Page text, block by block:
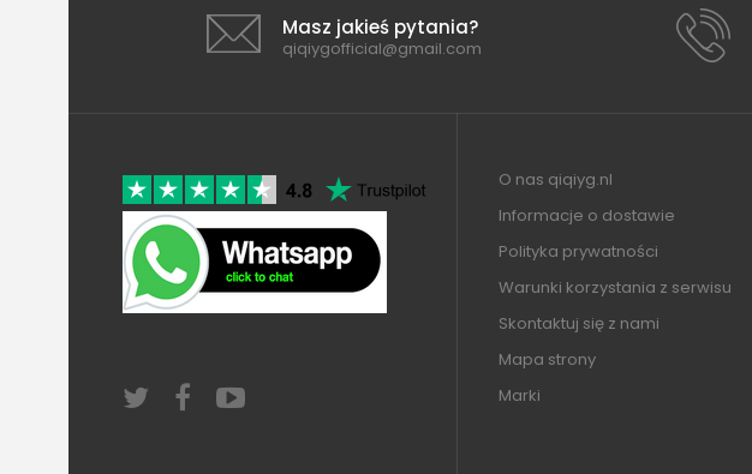
Masz jakieś pytania?
qiqiygofficial@gmail.com
O nas qiqiyg.nl
Informacje o dostawie
Polityka prywatności
Warunki korzystania z serwisu
Skontaktuj się z nami
Mapa strony
Marki